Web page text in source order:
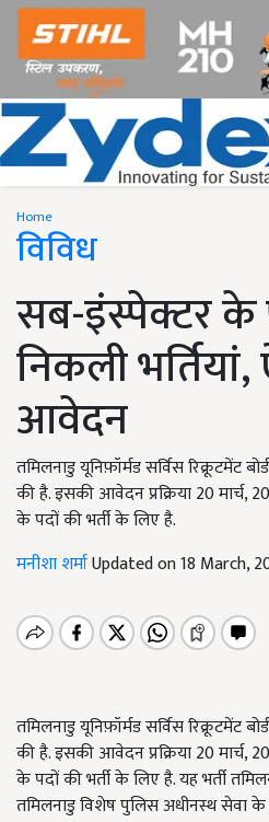
Home
विविध
सब-इंस्पेक्टर के
निकली
आवेदन
तमिलनाडु यूनिफ़ॉर्मड सर्विस रिक्रूटमेंट
की है. इसकी आवेदन प्रक्रिया 20 मार्च,
के पदों की भर्ती के लिए है.
मनीशा शर्माUpdated on 18 March,
तमिलनाडु यूनिफ़ॉर्मड सर्विस रिक्रूटमेंट
की है. इसकी आवेदन प्रक्रिया 20 मार्च,
के पदों की भर्ती के लिए है. यह भर्ती
तमिलनाडु विशेष पुलिस अधीनस्थ सेवा